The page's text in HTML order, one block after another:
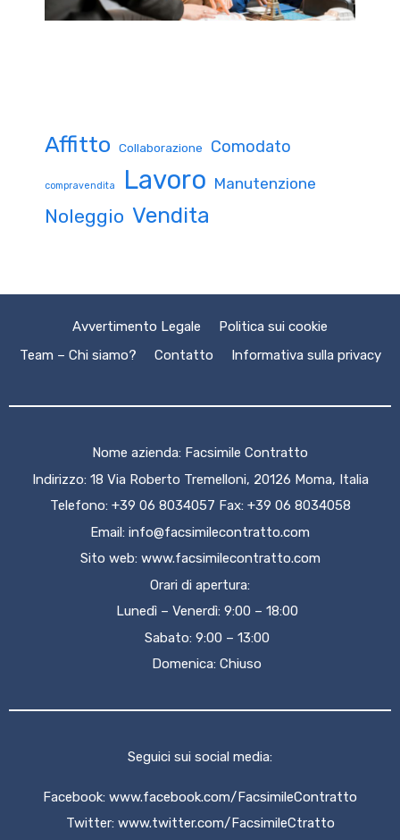
Affitto Collaborazione Comodato
compravendita Lavoro Manutenzione
Noleggio Vendita
Avvertimento Legale
Politica sui cookie
Team – Chi siamo?
Contatto Informativa sulla privacy
Nome azienda: Facsimile Contratto
Indirizzo: 18 Via Roberto Tremelloni, 20126 Moma, Italia
Telefono: +39 06 8034057 Fax: +39 06 8034058
Email: info@facsimilecontratto.com
Sito web: www.facsimilecontratto.com
Orari di apertura:
Lunedì – Venerdì: 9:00 – 18:00
Sabato: 9:00 – 13:00
Domenica: Chiuso
Seguici sui social media:
Facebook: www.facebook.com/FacsimileContratto
Twitter: www.twitter.com/FacsimileCtratto